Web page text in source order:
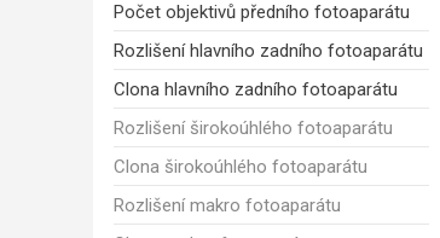
Počet objektivů předního fotoaparátu
Rozlišení hlavního zadního fotoaparátu
Clona hlavního zadního fotoaparátu
Rozlišení širokoúhlého fotoaparátu
Clona širokoúhlého fotoaparátu
Rozlišení makro fotoaparátu